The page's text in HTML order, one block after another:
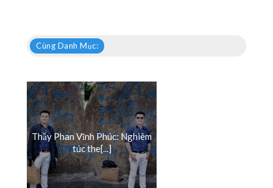
Cùng Danh Mục:
Thầy Phan Vĩnh Phúc: Nghiêm
túc the[...]